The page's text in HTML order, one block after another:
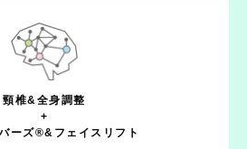
頸椎&全身調整
+
ーズ®︎&フェイスリフト